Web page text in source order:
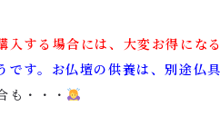
入する場合には、大変お得になる
です。お仏壇の供養は、別途仏
も・・・